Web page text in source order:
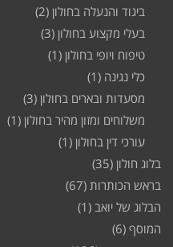
ביגוד והנעלה בחולון (2)
בעלי מקצוע בחולון (3)
טיפוח ויופי בחולון (1)
כלי נגינה (1)
מסעדות ובארים בחולון (3)
משלוחים ומזון מהיר בחולון (1)
עורכי דין בחולון (1)
בלוג חולון (35)
בראש הכותרות (67)
הבלוג של יואב (1)
המוסף (6)